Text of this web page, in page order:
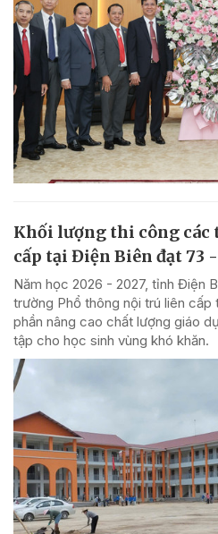
Khối lượng thi công
cấp tại Điện Biên đạt 73
Năm học 2026 - 2027, tỉnh Điện
trường Phổ thông nội trú liên
phần nâng cao chất lượng giáo
tập cho học sinh vùng khó khăn.